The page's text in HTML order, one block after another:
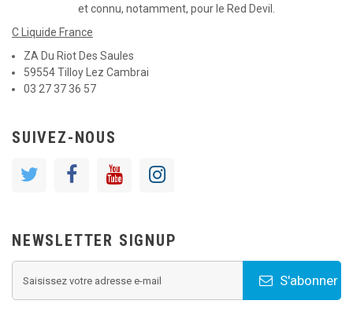
et connu, notamment, pour le Red Devil.
C Liquide France
ZA Du Riot Des Saules
59554 Tilloy Lez Cambrai
03 27 37 36 57
SUIVEZ-NOUS
NEWSLETTER SIGNUP
S'abonner